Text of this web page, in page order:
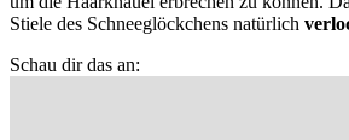
Stiele des Schneeglöckchens natürlich
Schau dir das an: